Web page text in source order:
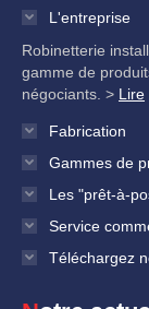
L'entreprise
Robinetterie
gamme de
négociants. > Lire
Fabrication
Gammes de
Les "prêt-à-
Service
Téléchargez